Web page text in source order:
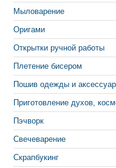
Мыловарение
Оригами
Открытки ручной работы
Плетение бисером
Пошив одежды и
Приготовление духов,
Пэчворк
Свечеварение
Скрапбукинг